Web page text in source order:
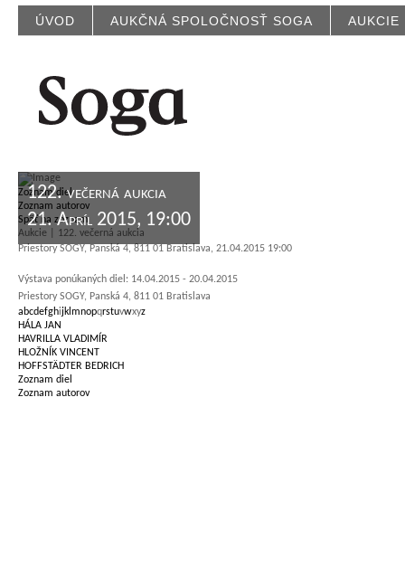
ÚVOD AUKČNÁ SPOLOČNOSŤ SOGA AUKCIE
122. večerná aukcia
21. Apríl 2015, 19:00
Zoznam diel
Zoznam autorov
Späť na zoznam
Aukcie | 122. večerná aukcia
Priestory SOGY, Panská 4, 811 01 Bratislava, 21.04.2015 19:00
Výstava ponúkaných diel: 14.04.2015 - 20.04.2015
Priestory SOGY, Panská 4, 811 01 Bratislava
abcdefghijk mnopqrstuvwxyz
HÁLA JAN
HAVRILLA VLADIMÍR
HLOŽNÍK VINCENT
HOFFSTÄDTER BEDRICH
Zoznam diel
Zoznam autorov